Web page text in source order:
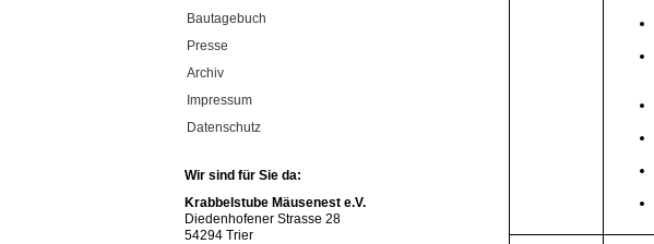
Bautagebuch
Presse
Archiv
Impressum
Datenschutz
Wir sind für Sie da:
Krabbelstube Mäusenest e.V.
Diedenhofener Strasse 28
54294 Trier